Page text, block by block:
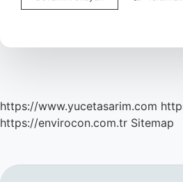
Yosunu
Alg
https://www.yucetasarim.com
https://envirocon.com.tr Sitemap